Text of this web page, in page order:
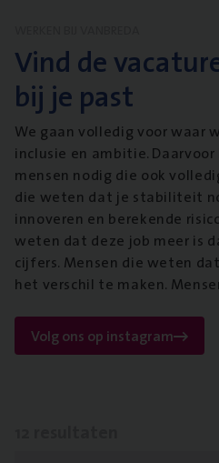
Vind de
bij je past
We gaan volledig voor waar
inclusie en ambitie.
mensen nodig die ook
die weten dat je stabiliteit
innoveren en berekende
weten dat deze job meer is
cijfers. Mensen die weten
het verschil te maken.
Volg ons op instagram